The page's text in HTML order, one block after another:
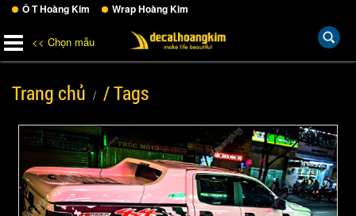
Ô T Hoàng Kim Wrap Hoàng Kim
<< Chọn mẫu
Trang chủ / Tags